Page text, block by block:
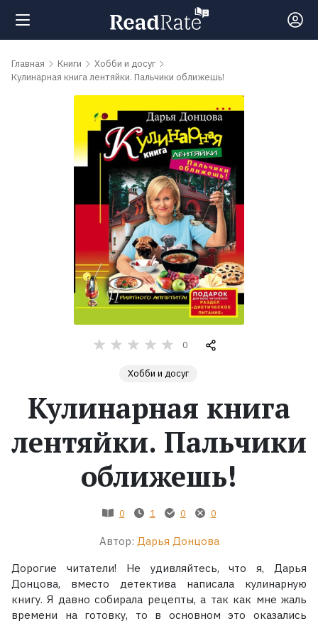
Поиск
Рейтинги
обсуждаемые
Экранизации
Коллекции
Главная Книги
Хобби и досуг
Кулинарная книга лентяйки. Пальчики оближешь!
0
Хобби и досуг
Кулинарная книга
лентяйки. Пальчики
оближешь!
0 1 0 0
Автор: Дарья Донцова
Дорогие читатели! Не удивляйтесь, что я, Дарья
Донцова, вместо детектива написала кулинарную
книгу. Я давно собирала рецепты, а так как мне жаль
времени на готовку, то в основном это оказались